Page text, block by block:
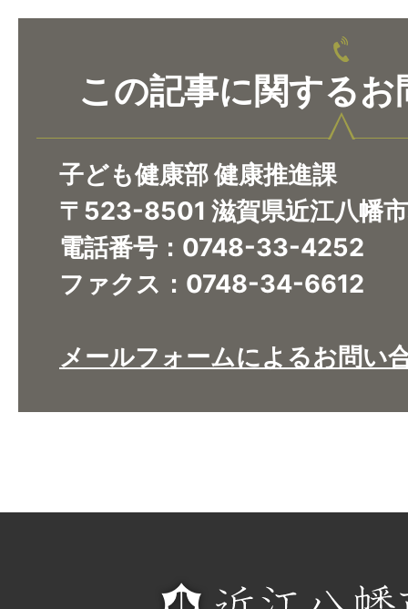
この記事に関するお
子ども健康部 健康推進課
〒523-8501 滋賀県近江八幡
電話番号：0748-33-4252
ファクス：0748-34-6612
メールフォームによるお問い